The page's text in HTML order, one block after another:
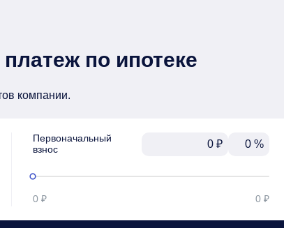
по ипотеке
компании.
Первоначальный
взнос
₽ %
0 ₽ 0 ₽